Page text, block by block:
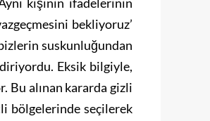
bekliyoruz’
suskunluğundan
Eksik bilgiyle,
Bu alınan kararda gizli
bölgelerinde seçilerek